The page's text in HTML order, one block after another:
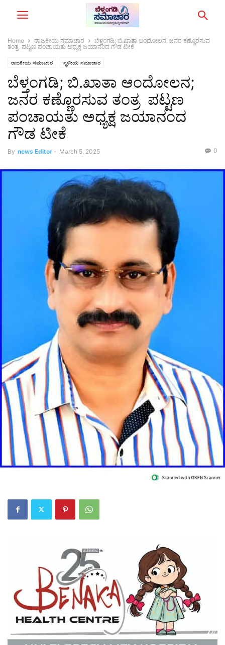
Home ರಾಜಕೀಯ ಸಮಾಚಾರ
ಬೆಳ್ತಂಗಡಿ; ಬಿ.ಖಾತಾ ಆಂದೋಲನ; ಜನರ ಕಣ್ಣೊರಸುವ
ತಂತ್ರ ಪಟ್ಟಣ ಪಂಚಾಯತು ಅಧ್ಯಕ್ಷ ಜಯಾನಂದ ಗೌಡ ಟೀಕೆ
ರಾಜಕೀಯ ಸಮಾಚಾರ ಸ್ಥಳೀಯ ಸಮಾಚಾರ
ಬೆಳ್ತಂಗಡಿ; ಬಿ.ಖಾತಾ ಆಂದೋಲನ;
ಜನರ ಕಣ್ಣೊರಸುವ ತಂತ್ರ ಪಟ್ಟಣ
ಪಂಚಾಯತು ಅಧ್ಯಕ್ಷ ಜಯಾನಂದ
ಗೌಡ ಟೀಕೆ
By news Editor - March 5, 2025 0